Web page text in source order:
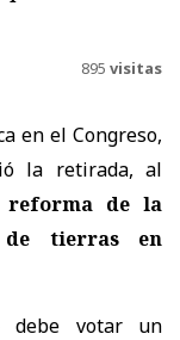
895 visitas
en el Congreso,
la retirada, al
reforma de la
tierras en
debe votar un